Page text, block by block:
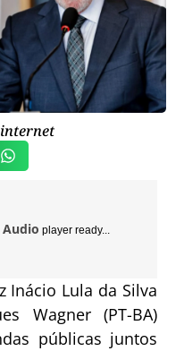
player ready...
Inácio Lula da Silva
Wagner (PT-BA)
públicas juntos